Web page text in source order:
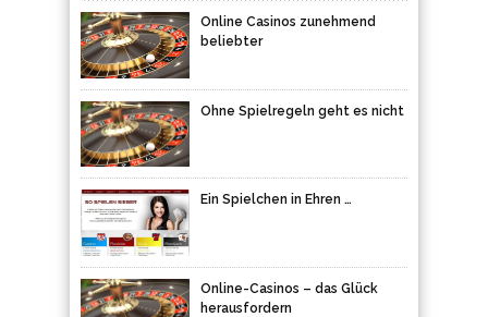
Online Casinos zunehmend
beliebter
Ohne Spielregeln geht es nicht
Ein Spielchen in Ehren …
Online-Casinos – das Glück
herausfordern